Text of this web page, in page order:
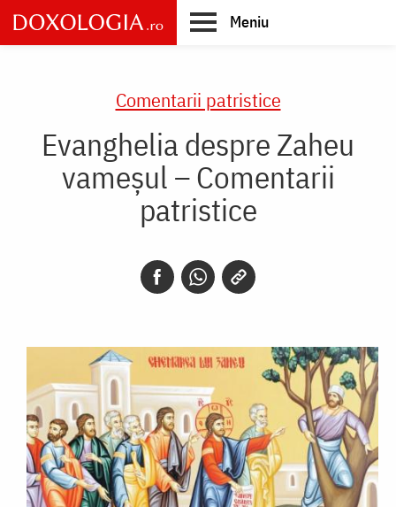
Skip
to
main
Meniu
Comentarii patristice
Evanghelia despre Zaheu
vameșul – Comentarii
patristice